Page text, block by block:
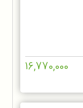
16,770,000